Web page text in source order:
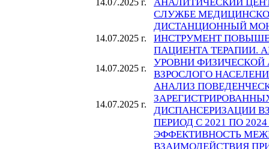
14.07.2025 г.
СЛУЖБЕ
14.07.2025 г.
ДИСТАНЦИОННЫЙ
ИНСТРУМЕНТ
ПАЦИЕНТА ТЕРАПИИ.
14.07.2025 г.
УРОВНИ ФИЗИЧЕСКОЙ
ВЗРОСЛОГО
14.07.2025 г.
АНАЛИЗ
ДИСПАНСЕРИЗАЦИИ
ПЕРИОД С 2021 ПО
ЭФФЕКТИВНОСТЬ
ВЗАИМОДЕЙСТВИЯ